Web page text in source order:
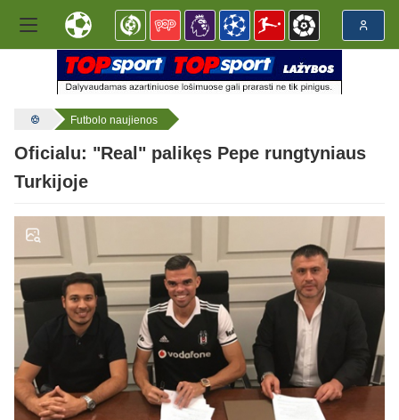
Futbolo naujienos
Oficialu: "Real" palikęs Pepe rungtyniaus
Turkijoje